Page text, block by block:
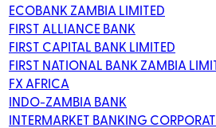
ECOBANK ZAMBIA LIMITED
FIRST ALLIANCE BANK
FIRST CAPITAL BANK LIMITED
FIRST NATIONAL BANK ZAMBIA
FX AFRICA
INDO-ZAMBIA BANK
INTERMARKET BANKING